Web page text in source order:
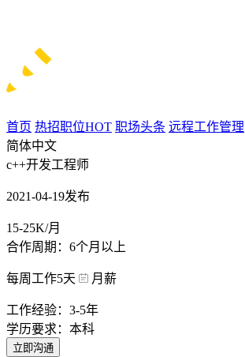
首页 热招职位HOT 职场头条 远程工作管理
简体中文
c++开发工程师
2021-04-19发布
15-25K/月
合作周期：6个月以上
每周工作5天 月薪
工作经验：3-5年
学历要求：本科
立即沟通